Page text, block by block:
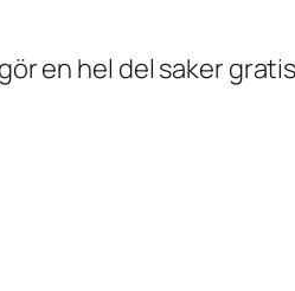
en hel del saker